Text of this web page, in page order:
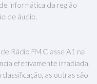
informática da região
de áudio.
Rádio FM Classe A1 na
efetivamente irradiada.
as outras são